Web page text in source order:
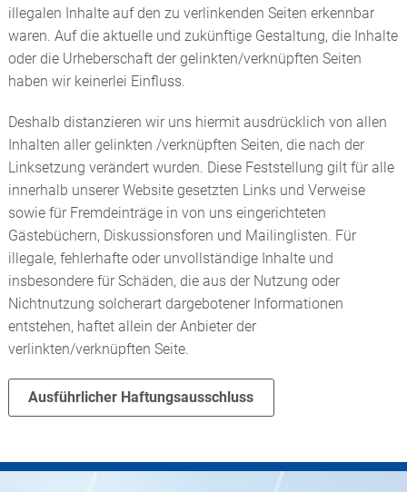
illegalen Inhalte auf den zu verlinkenden Seiten erkennbar
waren. Auf die aktuelle und zukünftige Gestaltung, die Inhalte
oder die Urheberschaft der gelinkten/verknüpften Seiten
haben wir keinerlei Einfluss.
Deshalb distanzieren wir uns hiermit ausdrücklich von allen
Inhalten aller gelinkten /verknüpften Seiten, die nach der
Linksetzung verändert wurden. Diese Feststellung gilt für alle
innerhalb unserer Website gesetzten Links und Verweise
sowie für Fremdeinträge in von uns eingerichteten
Gästebüchern, Diskussionsforen und Mailinglisten. Für
illegale, fehlerhafte oder unvollständige Inhalte und
insbesondere für Schäden, die aus der Nutzung oder
Nichtnutzung solcherart dargebotener Informationen
entstehen, haftet allein der Anbieter der
verlinkten/verknüpften Seite.
Ausführlicher Haftungsausschluss